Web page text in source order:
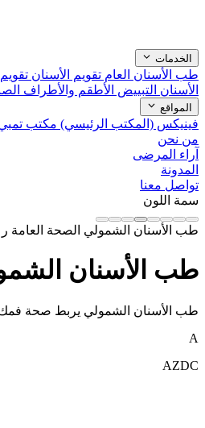
الخدمات
طب الأسنان العام تقويم الأسنان
الأسنان التبييض الأطقم والأطراف
المواقع
فينيكس (المكتب الرئيسي) مكتب
من نحن
آراء المرضى
المدونة
تواصل معنا
سمة اللون
طب الأسنان الشمولي الصحة العامة
طب الأسنان
طب الأسنان الشمولي يربط صحة فمك
A
AZDC